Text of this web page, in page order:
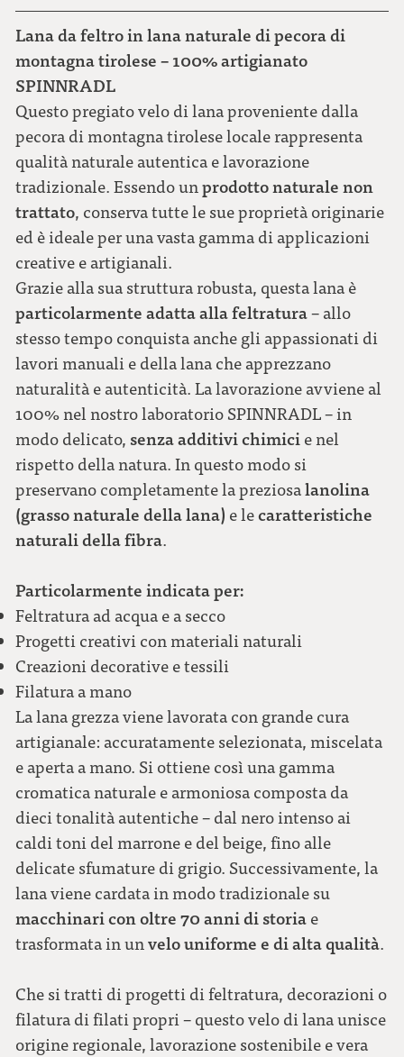
Lana da feltro in lana naturale di pecora di
montagna tirolese – 100% artigianato
SPINNRADL
Questo pregiato velo di lana proveniente dalla
pecora di montagna tirolese locale rappresenta
qualità naturale autentica e lavorazione
tradizionale. Essendo unprodotto naturale non
trattato, conserva tutte le sue proprietà originarie
ed è ideale per una vasta gamma di applicazioni
creative e artigianali.
Grazie alla sua struttura robusta, questa lana è
particolarmente adatta alla feltratura– allo
stesso tempo conquista anche gli appassionati di
lavori manuali e della lana che apprezzano
naturalità e autenticità. La lavorazione avviene al
100% nel nostro laboratorio SPINNRADL – in
modo delicato,senza additivi chimici e nel
rispetto della natura. In questo modo si
preservano completamente la preziosalanolina
(grasso naturale della lana) e lecaratteristiche
naturali della fibra.
Particolarmente indicata per:
Feltratura ad acqua e a secco
Progetti creativi con materiali naturali
Creazioni decorative e tessili
Filatura a mano
La lana grezza viene lavorata con grande cura
artigianale: accuratamente selezionata, miscelata
e aperta a mano. Si ottiene così una gamma
cromatica naturale e armoniosa composta da
dieci tonalità autentiche – dal nero intenso ai
caldi toni del marrone e del beige, fino alle
delicate sfumature di grigio. Successivamente, la
lana viene cardata in modo tradizionale su
macchinari con oltre 70 anni di storia e
trasformata in unvelo uniforme e di alta qualità.
Che si tratti di progetti di feltratura, decorazioni o
filatura di filati propri – questo velo di lana unisce
origine regionale, lavorazione sostenibile e vera